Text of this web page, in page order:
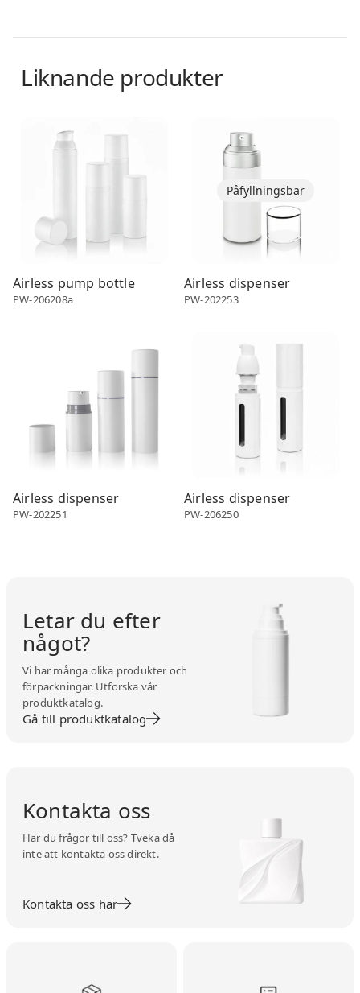
Liknande produkter
Airless pump bottle
PW-206208a
Påfyllningsbar
Airless dispenser
PW-202253
Airless dispenser
PW-202251
Airless dispenser
PW-206250
Letar du efter
något?
Vi har många olika produkter och
förpackningar. Utforska vår
produktkatalog.
Gå till produktkatalog
Kontakta oss
Har du frågor till oss? Tveka då
inte att kontakta oss direkt.
Kontakta oss här